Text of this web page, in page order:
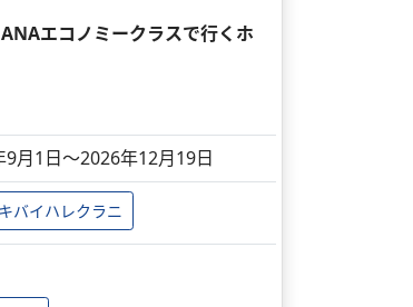
エコノミークラスで行くホ
月1日～2026年12月19日
バイハレクラニ